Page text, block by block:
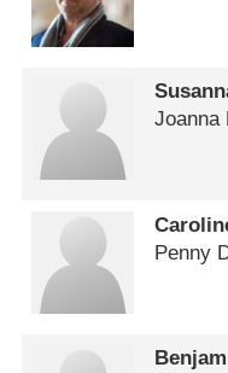
Joanna
Penny